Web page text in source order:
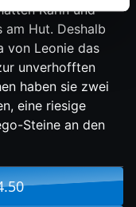
Karin und
am Hut. Deshalb
von Leonie das
unverhofften
haben sie zwei
eine riesige
Steine an den